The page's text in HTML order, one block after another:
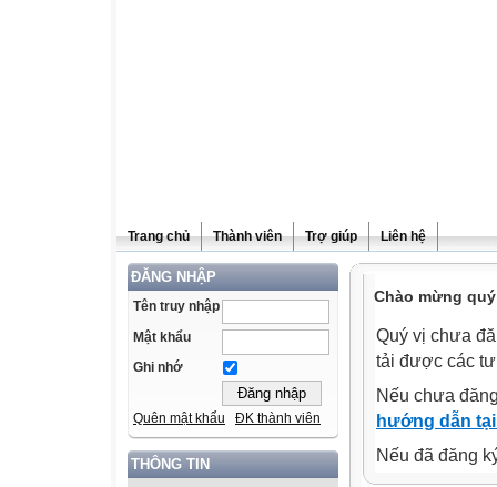
Trang chủ Thành viên Trợ giúp Liên hệ
ĐĂNG NHẬP
Tên truy nhập
Mật khẩu
Ghi nhớ
Quên mật khẩu ĐK thành viên
THÔNG TIN
Chào mừng
Quý vị chưa
tải được các
Nếu chưa
hướng dẫn
Nếu đã đăng